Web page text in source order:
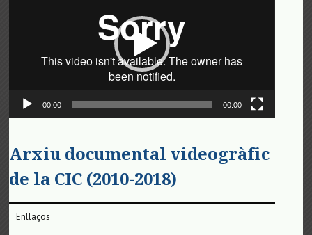
00:00 00:00
Arxiu documental videogràfic
de la CIC (2010-2018)
Enllaços